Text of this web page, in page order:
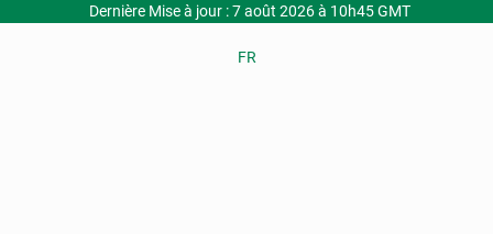
Dernière Mise à jour : 7 août 2026 à 10h45 GMT
FR